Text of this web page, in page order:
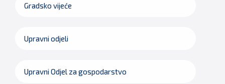
Gradsko vijeće
Upravni odjeli
Upravni Odjel za gospodarstvo